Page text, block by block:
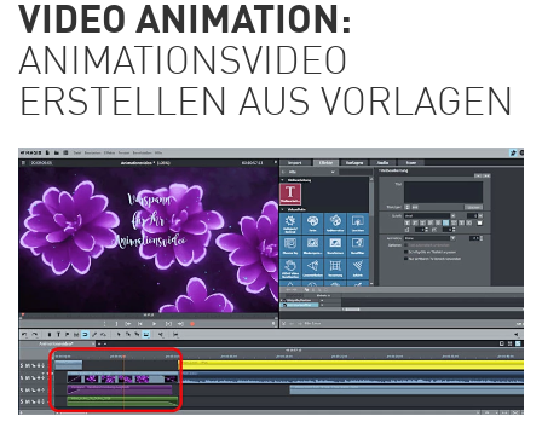
VIDEO ANIMATION:
ANIMATIONSVIDEO
ERSTELLEN AUS VORLAGEN